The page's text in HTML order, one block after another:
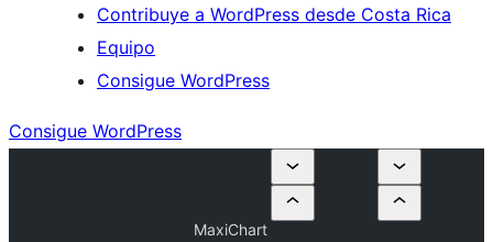
Contribuye a WordPress desde Costa Rica
Equipo
Consigue WordPress
Consigue WordPress
MaxiChart